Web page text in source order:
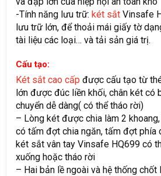
-Tính năng lưu trữ: két sắt Vinsafe
lưu trữ lớn, để thoải mái giấy tờ
tài liệu các loại… và tải sản giá trị.
Cấu tạo:
Két sắt cao cấp được cấu tạo từ
lớn được đúc liền khối, chân két có
chuyển dễ dàng( có thể tháo rời)
– Lòng két được chia làm 2
có tấm đợt chia ngăn, tấm đợt phía
két sắt vân tay Vinsafe HQ699 có
xuống hoặc tháo rời
– Hai bản lề ngoài và hệ thống